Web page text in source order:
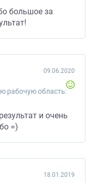
большое за
рабочую область:
09.06.2020
и очень
=)
18.01.2019